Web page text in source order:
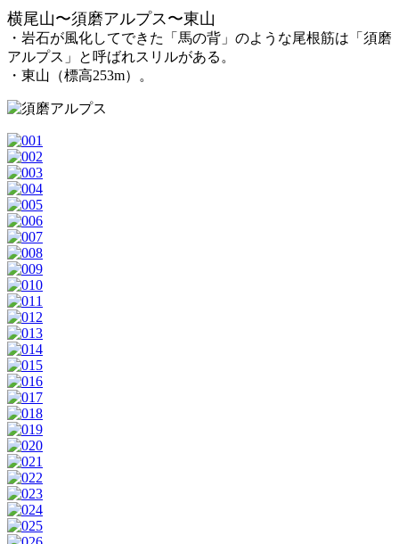
横尾山〜須磨アルプス〜東山
・岩石が風化してできた「馬の背」のような尾根筋は「須磨
アルプス」と呼ばれスリルがある。
・東山（標高253m）。